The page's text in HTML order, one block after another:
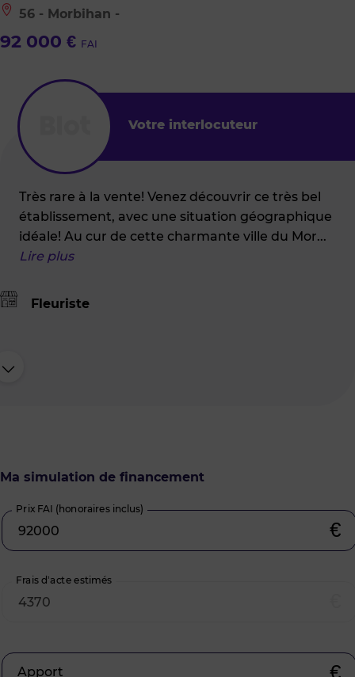
92 000 € FAI
Le
bien
est
situé
Morbihan
-
56 - Morbihan -
Votre interlocuteur
Très rare à la vente! Venez découvrir ce très bel
établissement, avec une situation géographique
idéale! Au cur de cette charmante ville du Mor...
Lire plus
Fleuriste
Ma simulation de financement
Prix FAI (honoraires inclus)
€
Frais d’acte estimés
Apport